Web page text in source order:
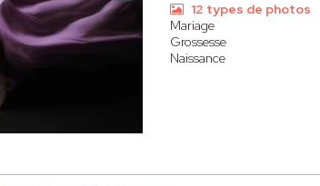
12 types de photos
Mariage
Grossesse
Naissance